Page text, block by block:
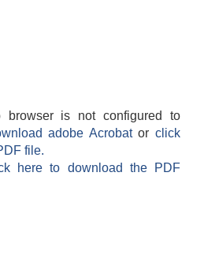
browser is not configured to
adobe Acrobatorclick
file.
here to download the PDF